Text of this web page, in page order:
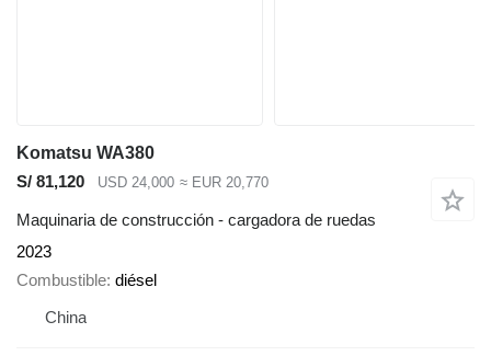
Komatsu WA380
S/ 81,120
USD 24,000 ≈ EUR 20,770
Maquinaria de construcción - cargadora de ruedas
2023
Combustible diésel
China